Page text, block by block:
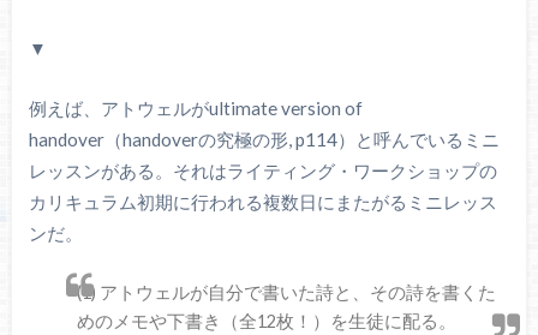
▼
例えば、アトウェルがultimate version of
handover（handoverの究極の形, p114）と呼んでいるミニ
レッスンがある。それはライティング・ワークショップの
カリキュラム初期に行われる複数日にまたがるミニレッス
ンだ。
(1) アトウェルが自分で書いた詩と、その詩を書くた
めのメモや下書き（全12枚！）を生徒に配る。